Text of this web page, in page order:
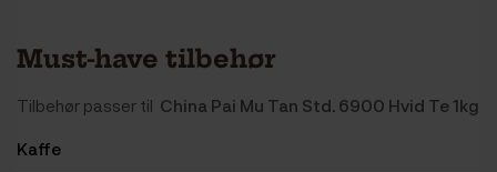
Must-have tilbehør
Tilbehør passer til China Pai Mu Tan Std. 6900 Hvid Te 1kg
Kaffe